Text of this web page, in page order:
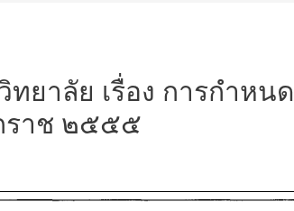
ยาลัย เรื่อง การกำหนด
ราช ๒๕๕๕